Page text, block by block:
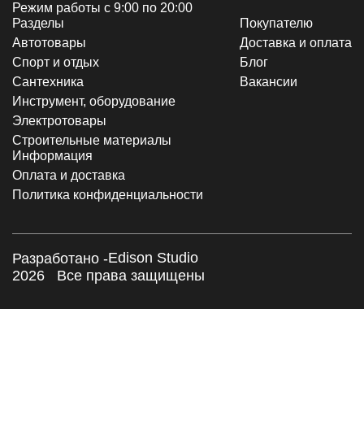
Режим работы с 9:00 по 20:00
Разделы
Автотовары
Спорт и отдых
Сантехника
Инструмент, оборудование
Электротовары
Строительные материалы
Покупателю
Доставка и оплата
Блог
Вакансии
Информация
Оплата и доставка
Политика конфиденциальности
2026 Все права защищены
Разработано -Edison Studio